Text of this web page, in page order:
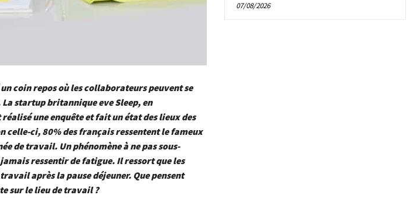
coin repos où les collaborateurs peuvent se
startup britannique eve Sleep, en
une enquête et fait un état des lieux des
celle-ci, 80% des français ressentent le fameux
de travail. Un phénomène à ne pas sous-
ressentir de fatigue. Il ressort que les
après la pause déjeuner. Que pensent
sur le lieu de travail ?
07/08/2026